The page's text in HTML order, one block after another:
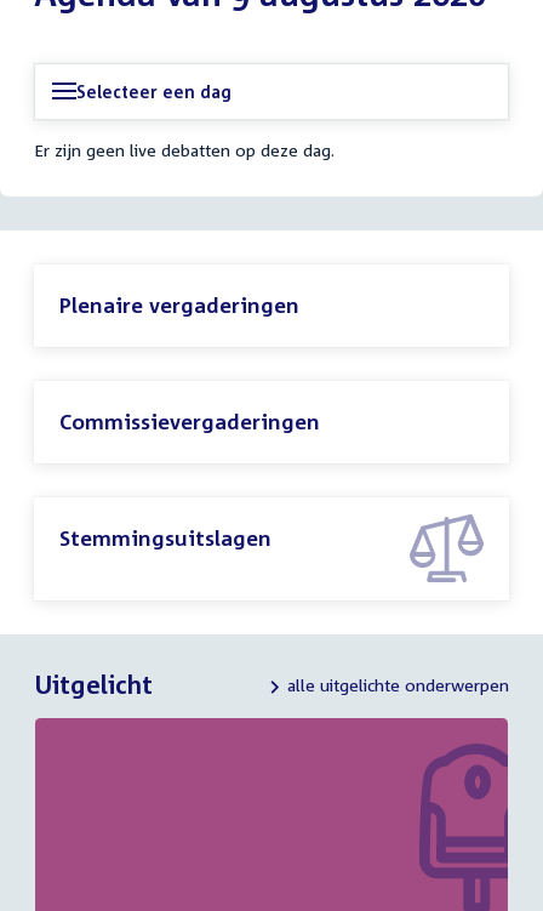
Selecteer een dag
Er zijn geen live debatten op deze dag.
Plenaire vergaderingen
Commissievergaderingen
Stemmingsuitslagen
Uitgelicht alle uitgelichte onderwerpen